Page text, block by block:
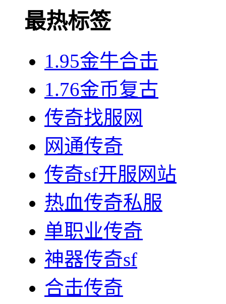
最热标签
1.95金牛合击
1.76金币复古
传奇找服网
网通传奇
传奇sf开服网站
热血传奇私服
单职业传奇
神器传奇sf
合击传奇